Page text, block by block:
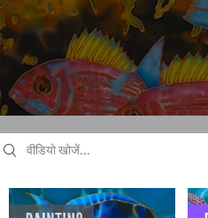
Search videos